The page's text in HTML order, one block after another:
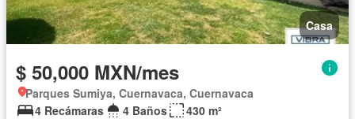
Casa
$ 50,000 MXN/mes
Parques Sumiya, Cuernavaca, Cuernavaca
4 Recámaras
4 Baños
430 m²